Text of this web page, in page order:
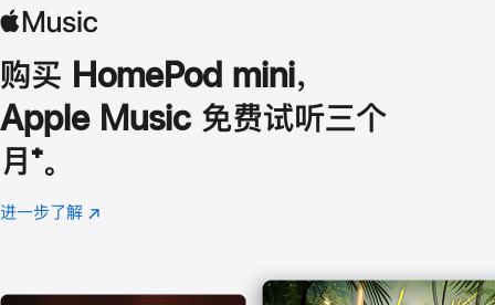
购买 HomePod mini，
Apple Music 免费试听三个
月 脚
注
⁺。
进一步了解 Apple
(在
口